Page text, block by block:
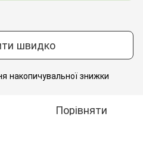
швидко
накопичувальної знижки
Порівняти